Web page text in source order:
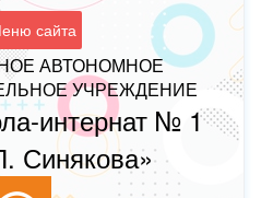
сайта
АВТОНОМНОЕ
УЧРЕЖДЕНИЕ
интернат № 1
Синякова»